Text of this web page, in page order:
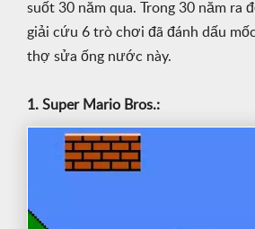
suốt 30 năm qua. Trong 30 năm ra
giải cứu 6 trò chơi đã đánh dấu
thợ sửa ống nước này.
1. Super Mario Bros.: